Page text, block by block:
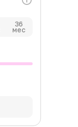
36
мес